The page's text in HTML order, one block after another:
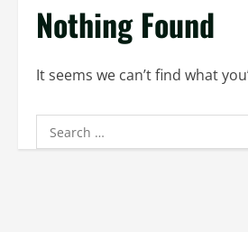
Nothing Found
It seems we can’t find what
Search
for: